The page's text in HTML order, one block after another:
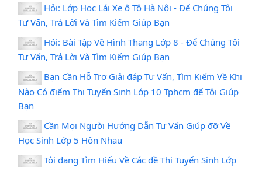
Hỏi: Lớp Học Lái Xe ô Tô Hà Nội - Để Chúng Tôi
Tư Vấn, Trả Lời Và Tìm Kiếm Giúp Bạn
Hỏi: Bài Tập Về Hình Thang Lớp 8 - Để Chúng Tôi
Tư Vấn, Trả Lời Và Tìm Kiếm Giúp Bạn
Bạn Cần Hỗ Trợ Giải đáp Tư Vấn, Tìm Kiếm Về Khi
Nào Có điểm Thi Tuyển Sinh Lớp 10 Tphcm để Tôi Giúp
Bạn
Cần Mọi Người Hướng Dẫn Tư Vấn Giúp đỡ Về
Học Sinh Lớp 5 Hôn Nhau
Tôi đang Tìm Hiểu Về Các đề Thi Tuyển Sinh Lớp